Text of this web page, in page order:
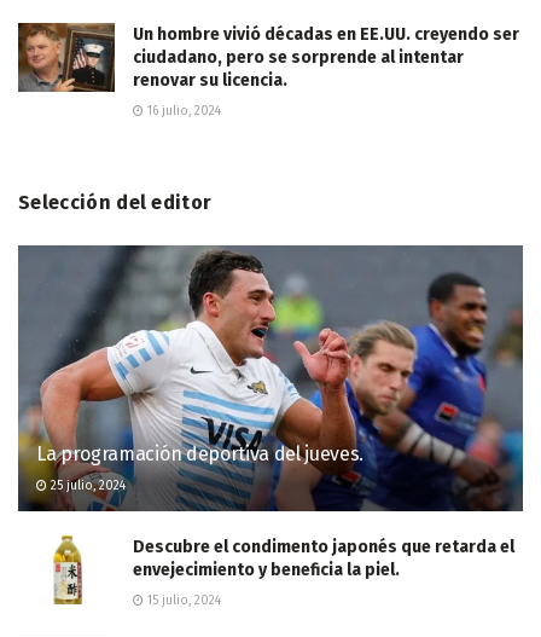
Un hombre vivió décadas en EE.UU. creyendo ser
ciudadano, pero se sorprende al intentar
renovar su licencia.
16 julio, 2024
Selección del editor
La programación deportiva del jueves.
25 julio, 2024
Descubre el condimento japonés que retarda el
envejecimiento y beneficia la piel.
15 julio, 2024